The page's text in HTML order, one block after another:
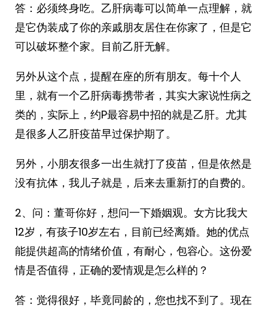
答：必须终身吃。乙肝病毒可以简单一点理解，就
是它伪装成了你的亲戚朋友居住在你家了，但是它
可以破坏整个家。目前乙肝无解。
另外从这个点，提醒在座的所有朋友。每十个人
里，就有一个乙肝病毒携带者，其实大家说性病之
类的，实际上，约P最容易中招的就是乙肝。尤其
是很多人乙肝疫苗早过保护期了。
另外，小朋友很多一出生就打了疫苗，但是依然是
没有抗体，我儿子就是，后来去重新打的自费的。
2、问：董哥你好，想问一下婚姻观。女方比我大
12岁，有孩子10岁左右，目前已经离婚。她的优点
能提供超高的情绪价值，有耐心，包容心。这份爱
情是否值得，正确的爱情观是怎么样的？
答：觉得很好，毕竟同龄的，您也找不到了。现在